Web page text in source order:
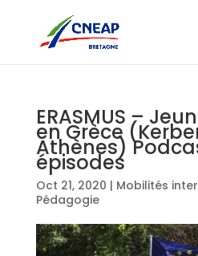
ERASMUS –
en Grèce
Athènes)
épisodes
Oct 21, 2020 | Mobilités
Pédagogie